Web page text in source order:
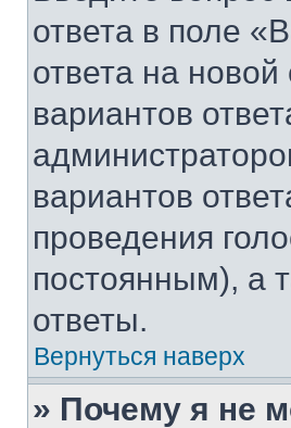
ответа в поле
ответа на
вариантов
вариантов
проведения
постоянным), а
ответы.
Вернуться наверх
» Почему я не